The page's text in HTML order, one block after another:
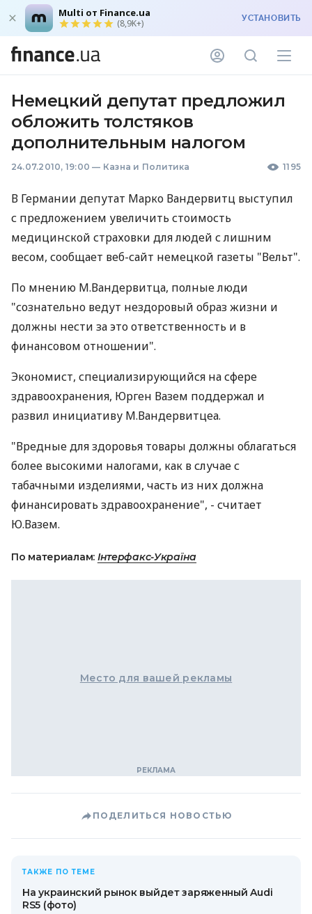
Multi от Finance.ua
(8,9K+) УСТАНОВИТЬ
Немецкий депутат предложил
обложить толстяков
дополнительным налогом
24.07.2010, 19:00 — Казна и Политика 1195
В Германии депутат Марко Вандервитц выступил
с предложением увеличить стоимость
медицинской страховки для людей с лишним
весом, сообщает веб-сайт немецкой газеты "Вельт".
По мнению М.Вандервитца, полные люди
"сознательно ведут нездоровый образ жизни и
должны нести за это ответственность и в
финансовом отношении".
Экономист, специализирующийся на сфере
здравоохранения, Юрген Вазем поддержал и
развил инициативу М.Вандервитцеа.
"Вредные для здоровья товары должны облагаться
более высокими налогами, как в случае с
табачными изделиями, часть из них должна
финансировать здравоохранение", - считает
Ю.Вазем.
По материалам: Інтерфакс-Україна
Место для вашей рекламы
ПОДЕЛИТЬСЯ НОВОСТЬЮ
ТАКЖЕ ПО ТЕМЕ
На украинский рынок выйдет заряженный Audi
RS5 (фото)